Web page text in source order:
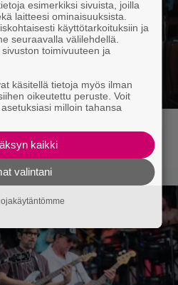
Aaltosen
esimerkiksi sivuista, joilla
laitteesi ominaisuuksista.
käyttötarkoituksiin ja
seuraavalla välilehdellä.
toimivuuteen ja
käsitellä tietoja myös ilman
oikeutettu peruste. Voit
milloin tahansa
kaikki
valintani